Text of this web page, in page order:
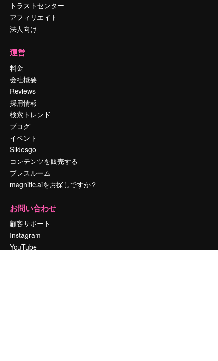
トラストセンター
アフィリエイト
法人向け
運営
料金
会社概要
Reviews
採用情報
検索トレンド
ブログ
イベント
Slidesgo
コンテンツを販売する
プレスルーム
magnific.aiをお探しですか？
お問い合わせ
顧客サポート
Instagram
YouTube